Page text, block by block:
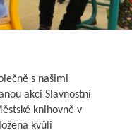
s našimi
akci Slavnostní
knihovně v
kvůli